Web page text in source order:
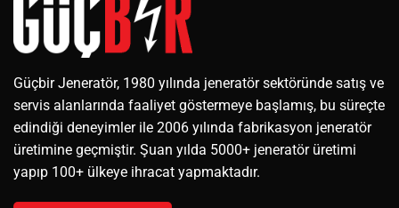
Güçbir Jeneratör, 1980 yılında jeneratör sektöründe satış ve
servis alanlarında faaliyet göstermeye başlamış, bu süreçte
edindiği deneyimler ile 2006 yılında fabrikasyon jeneratör
üretimine geçmiştir. Şuan yılda 5000+ jeneratör üretimi
yapıp 100+ ülkeye ihracat yapmaktadır.